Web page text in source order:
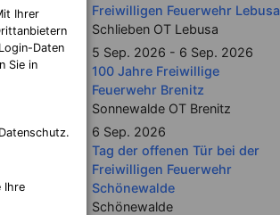
Freiwilligen Feuerwehr Lebusa
Schlieben OT Lebusa
5 Sep. 2026 - 6 Sep. 2026
100 Jahre Freiwillige
Feuerwehr Brenitz
Sonnewalde OT Brenitz
6 Sep. 2026
Tag der offenen Tür bei der
Freiwilligen Feuerwehr
Schönewalde
Schönewalde
Ihrer
Daten
Sie in
Ihre